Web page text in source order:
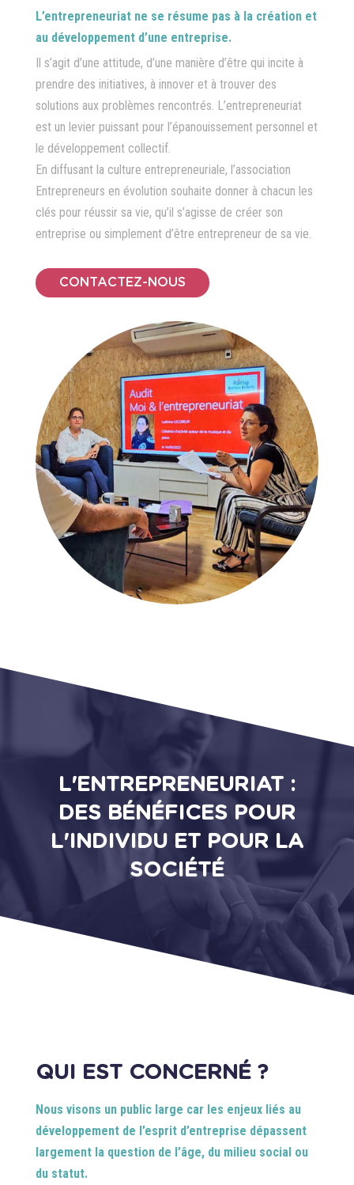
L’entrepreneuriat ne se résume pas à la création et
au développement d’une entreprise.
Il s’agit d’une attitude, d’une manière d’être qui incite à
prendre des initiatives, à innover et à trouver des
solutions aux problèmes rencontrés. L’entrepreneuriat
est un levier puissant pour l’épanouissement personnel et
le développement collectif.
En diffusant la culture entrepreneuriale, l’association
Entrepreneurs en évolution souhaite donner à chacun les
clés pour réussir sa vie, qu’il s’agisse de créer son
entreprise ou simplement d’être entrepreneur de sa vie.
CONTACTEZ-NOUS
L'ENTREPRENEURIAT :
DES BÉNÉFICES POUR
L'INDIVIDU ET POUR LA
SOCIÉTÉ
QUI EST CONCERNÉ ?
Nous visons un public large car les enjeux liés au
développement de l’esprit d’entreprise dépassent
largement la question de l’âge, du milieu social ou
du statut.